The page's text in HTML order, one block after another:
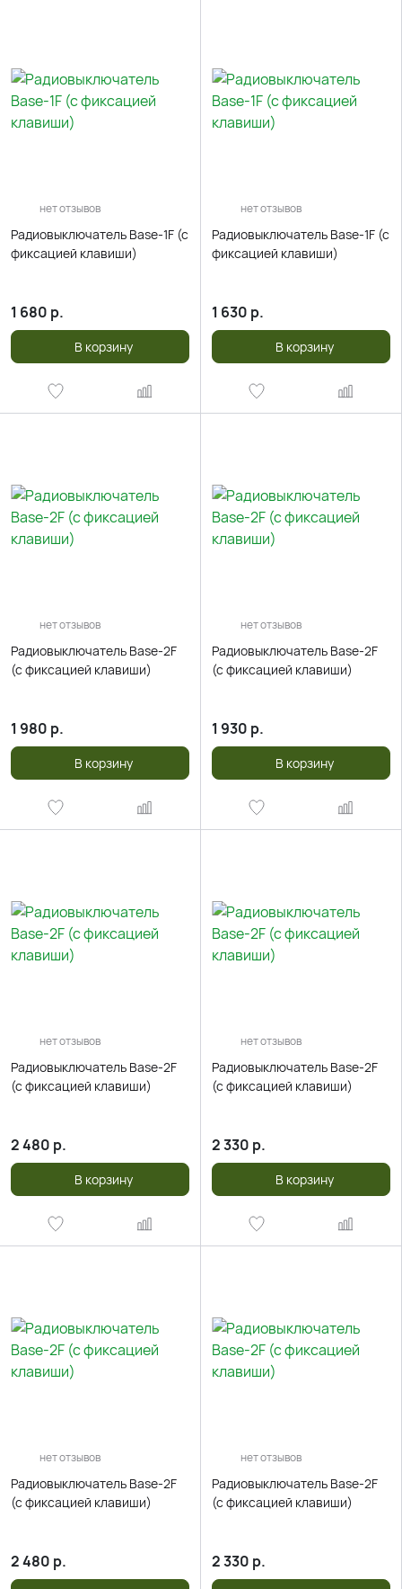
нет отзывов
Радиовыключатель Base-1F (c
фиксацией клавиши)
1 680 р.
В корзину
нет отзывов
Радиовыключатель Base-1F (c
фиксацией клавиши)
1 630 р.
В корзину
нет отзывов
Радиовыключатель Base-2F
(c фиксацией клавиши)
1 980 р.
В корзину
нет отзывов
Радиовыключатель Base-2F
(c фиксацией клавиши)
1 930 р.
В корзину
нет отзывов
Радиовыключатель Base-2F
(c фиксацией клавиши)
2 480 р.
В корзину
нет отзывов
Радиовыключатель Base-2F
(c фиксацией клавиши)
2 330 р.
В корзину
нет отзывов
Радиовыключатель Base-2F
(c фиксацией клавиши)
2 480 р.
нет отзывов
Радиовыключатель Base-2F
(c фиксацией клавиши)
2 330 р.